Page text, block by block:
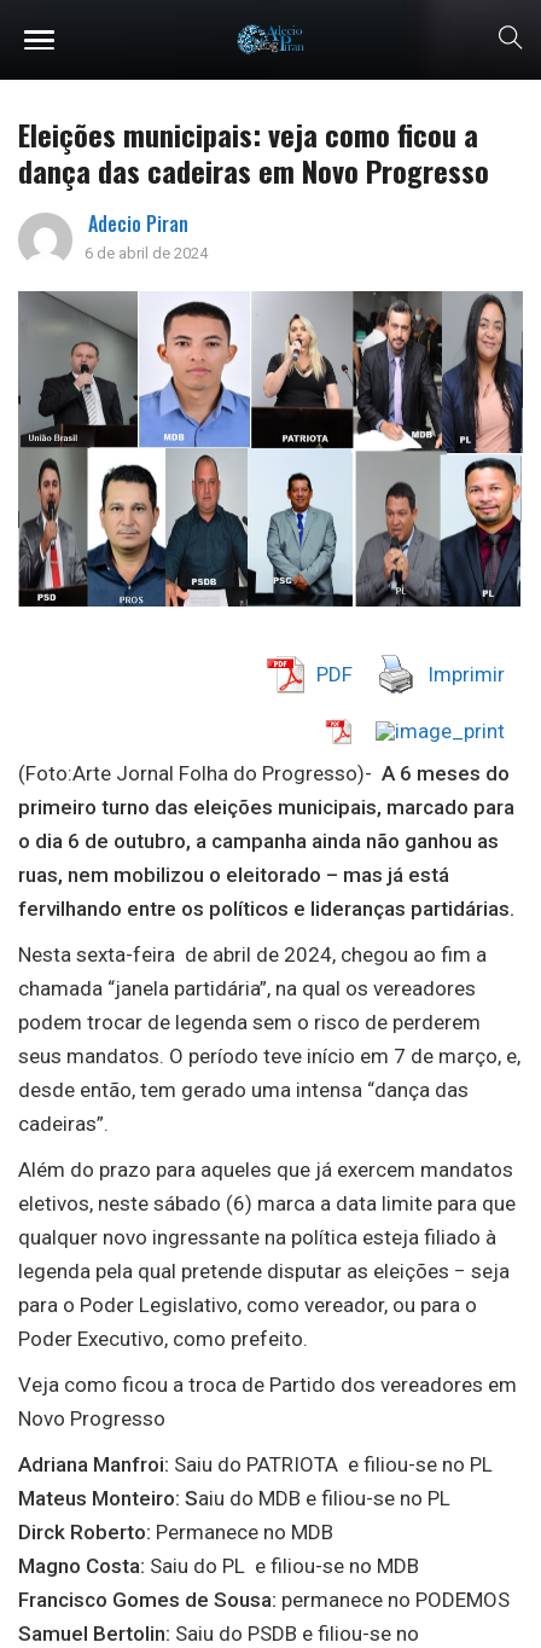
Eleições municipais: veja como ficou a
dança das cadeiras em Novo Progresso
Adecio Piran
6 de abril de 2024
PDF Imprimir
(Foto:Arte Jornal Folha do Progresso)- A 6 meses do
primeiro turno das eleições municipais, marcado para
o dia 6 de outubro, a campanha ainda não ganhou as
ruas, nem mobilizou o eleitorado – mas já está
fervilhando entre os políticos e lideranças partidárias.
Nesta sexta-feira de abril de 2024, chegou ao fim a
chamada “janela partidária”, na qual os vereadores
podem trocar de legenda sem o risco de perderem
seus mandatos. O período teve início em 7 de março, e,
desde então, tem gerado uma intensa “dança das
cadeiras”.
Além do prazo para aqueles que já exercem mandatos
eletivos, neste sábado (6) marca a data limite para que
qualquer novo ingressante na política esteja filiado à
legenda pela qual pretende disputar as eleições − seja
para o Poder Legislativo, como vereador, ou para o
Poder Executivo, como prefeito.
Veja como ficou a troca de Partido dos vereadores em
Novo Progresso
Adriana Manfroi: Saiu do PATRIOTA e filiou-se no PL
Mateus Monteiro: Saiu do MDB e filiou-se no PL
Dirck Roberto: Permanece no MDB
Magno Costa: Saiu do PL e filiou-se no MDB
Francisco Gomes de Sousa: permanece no PODEMOS
Samuel Bertolin: Saiu do PSDB e filiou-se no